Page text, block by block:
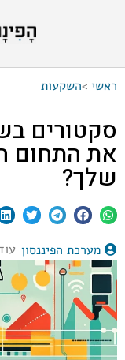
ראשי >השקעות
סקטורים
את התחום
שלך?
מערכת הפיננסון עודכן